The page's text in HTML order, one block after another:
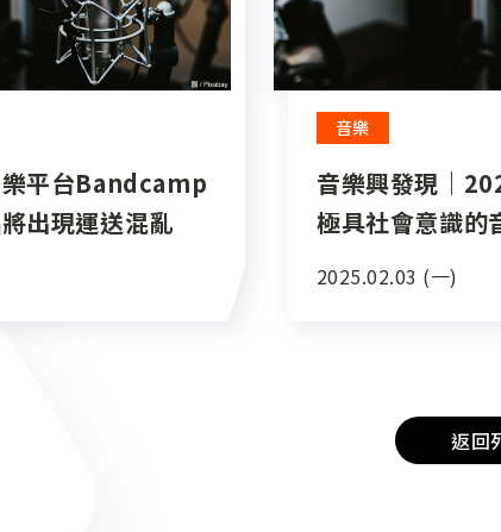
平台Bandcamp
出現運送混亂
音樂
音樂興發現｜
極具社會意識的
2025.02.03 (一)
返回